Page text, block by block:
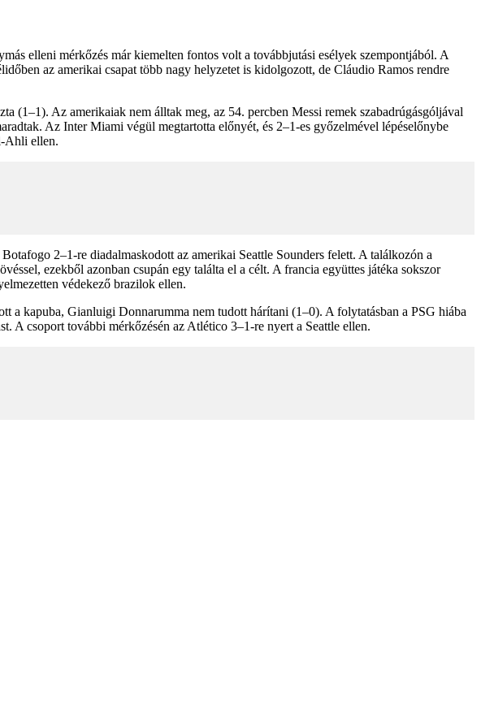
elleni mérkőzés már kiemelten fontos volt a továbbjutási esélyek szempontjából. A
az amerikai csapat több nagy helyzetet is kidolgozott, de Cláudio Ramos rendre
(1–1). Az amerikaiak nem álltak meg, az 54. percben Messi remek szabadrúgásgóljával
Az Inter Miami végül megtartotta előnyét, és 2–1-es győzelmével lépéselőnybe
Ahli ellen.
2–1-re diadalmaskodott az amerikai Seattle Sounders felett. A találkozón a
ezekből azonban csupán egy találta el a célt. A francia együttes játéka sokszor
védekező brazilok ellen.
a kapuba, Gianluigi Donnarumma nem tudott hárítani (1–0). A folytatásban a PSG hiába
A csoport további mérkőzésén az Atlético 3–1-re nyert a Seattle ellen.